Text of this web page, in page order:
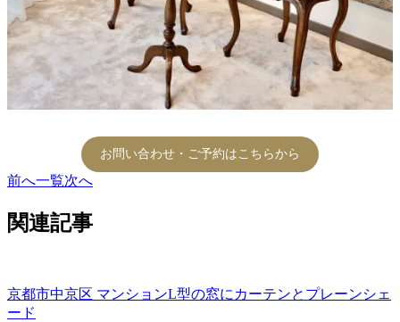
お問い合わせ・ご予約はこちらから
前へ一覧次へ
関連記事
京都市中京区 マンションL型の窓にカーテンとプレーンシェ
ード